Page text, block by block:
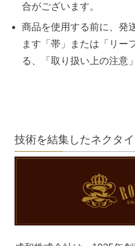
合がございます。
商品を使用する前に、発
ます「帯」または「リー
る、「取り扱い上の注意
技術を結集したネクタイ